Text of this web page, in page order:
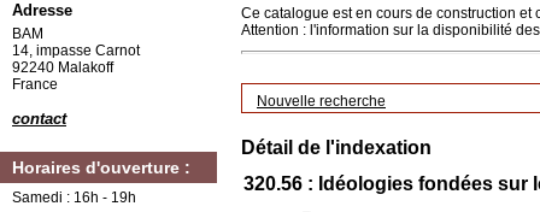
Ce catalogue est en cours de construction
Attention : l'information sur la disponibilité
Nouvelle recherche
Détail de l'indexation
320.56 : Idéologies fondées sur
Adresse
BAM
14, impasse Carnot
92240 Malakoff
France
contact
Horaires d'ouverture :
Samedi : 16h - 19h